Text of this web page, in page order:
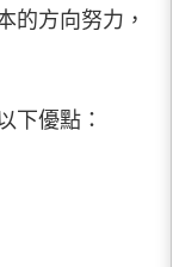
的方向努力，
下優點：